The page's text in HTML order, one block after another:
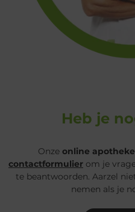
Heb je
Onze online
contactformulier om je
te beantwoorden. Aarzel
nemen als je